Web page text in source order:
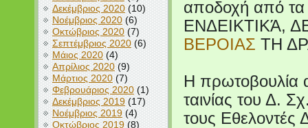
Δεκέμβριος 2020(10)
Νοέμβριος 2020(6)
Οκτώβριος 2020(7)
Σεπτέμβριος 2020(6)
Μάιος 2020(4)
Απρίλιος 2020(9)
Μάρτιος 2020(7)
Φεβρουάριος 2020(1)
Δεκέμβριος 2019(17)
Νοέμβριος 2019(4)
Οκτώβριος 2019(8)
αποδοχή από τα
ΕΝΔΕΙΚΤΙΚΆ,
ΒΕΡΟΙΑΣ ΤΗ
Η πρωτοβουλία
ταινίας του Δ.
τους